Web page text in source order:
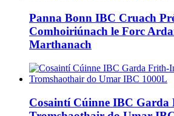
Panna Bonn IBC Cruach
Comhoiriúnach le Forc
Marthanach
Cosaintí Cúinne IBC